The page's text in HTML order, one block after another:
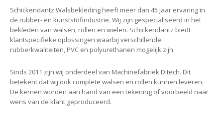
Schickendantz Walsbekleding heeft meer dan 45 jaar ervaring in
de rubber- en kunststofindustrie. Wij zijn gespecialiseerd in het
bekleden van walsen, rollen en wielen. Schickendantz biedt
klantspecifieke oplossingen waarbij verschillende
rubberkwaliteiten, PVC en polyurethanen mogelijk zijn.
Sinds 2011 zijn wij onderdeel van Machinefabriek Ditech. Dit
betekent dat wij ook complete walsen en rollen kunnen leveren.
De kernen worden aan hand van een tekening of voorbeeld naar
wens van de klant geproduceerd.